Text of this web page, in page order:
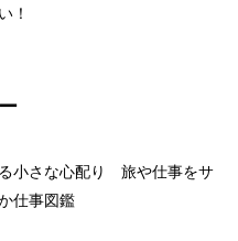
！
小さな心配り 旅や仕事をサ
仕事図鑑